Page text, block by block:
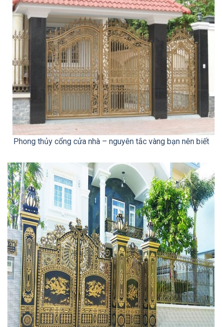
Phong thủy cổng cửa nhà – nguyên tắc vàng bạn nên biết